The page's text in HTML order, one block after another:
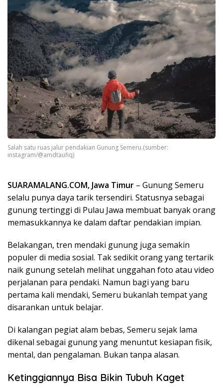
Salah satu ruas jalur pendakian Gunung Semeru.(sumber:
instagram/@amdtaufiq)
SUARAMALANG.COM, Jawa Timur – Gunung Semeru
selalu punya daya tarik tersendiri. Statusnya sebagai
gunung tertinggi di Pulau Jawa membuat banyak orang
memasukkannya ke dalam daftar pendakian impian.
Belakangan, tren mendaki gunung juga semakin
populer di media sosial. Tak sedikit orang yang tertarik
naik gunung setelah melihat unggahan foto atau video
perjalanan para pendaki. Namun bagi yang baru
pertama kali mendaki, Semeru bukanlah tempat yang
disarankan untuk belajar.
Di kalangan pegiat alam bebas, Semeru sejak lama
dikenal sebagai gunung yang menuntut kesiapan fisik,
mental, dan pengalaman. Bukan tanpa alasan.
Ketinggiannya Bisa Bikin Tubuh Kaget